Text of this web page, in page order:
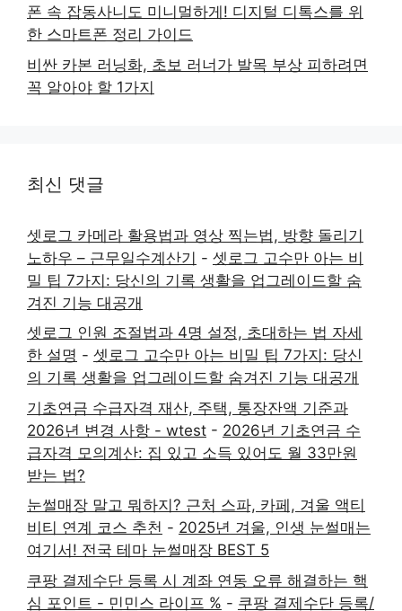
폰 속 잡동사니도 미니멀하게! 디지털 디톡스를 위
한 스마트폰 정리 가이드
비싼 카본 러닝화, 초보 러너가 발목 부상 피하려면
꼭 알아야 할 1가지
최신 댓글
셋로그 카메라 활용법과 영상 찍는법, 방향 돌리기
노하우 – 근무일수계산기 - 셋로그 고수만 아는 비
밀 팁 7가지: 당신의 기록 생활을 업그레이드할 숨
겨진 기능 대공개
셋로그 인원 조절법과 4명 설정, 초대하는 법 자세
한 설명 - 셋로그 고수만 아는 비밀 팁 7가지: 당신
의 기록 생활을 업그레이드할 숨겨진 기능 대공개
기초연금 수급자격 재산, 주택, 통장잔액 기준과
2026년 변경 사항 - wtest - 2026년 기초연금 수
급자격 모의계산: 집 있고 소득 있어도 월 33만원
받는 법?
눈썰매장 말고 뭐하지? 근처 스파, 카페, 겨울 액티
비티 연계 코스 추천 - 2025년 겨울, 인생 눈썰매는
여기서! 전국 테마 눈썰매장 BEST 5
쿠팡 결제수단 등록 시 계좌 연동 오류 해결하는 핵
심 포인트 - 민민스 라이프 % - 쿠팡 결제수단 등록/